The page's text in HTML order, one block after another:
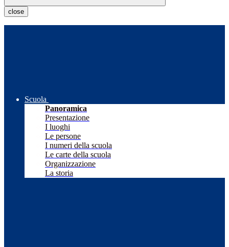
close
Scuola
Panoramica
Presentazione
I luoghi
Le persone
I numeri della scuola
Le carte della scuola
Organizzazione
La storia